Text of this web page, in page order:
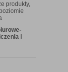
produkty,
i